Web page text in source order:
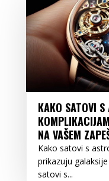
KAKO SATOVI
NA VAŠEM
Kako satovi s
prikazuju
satovi s...